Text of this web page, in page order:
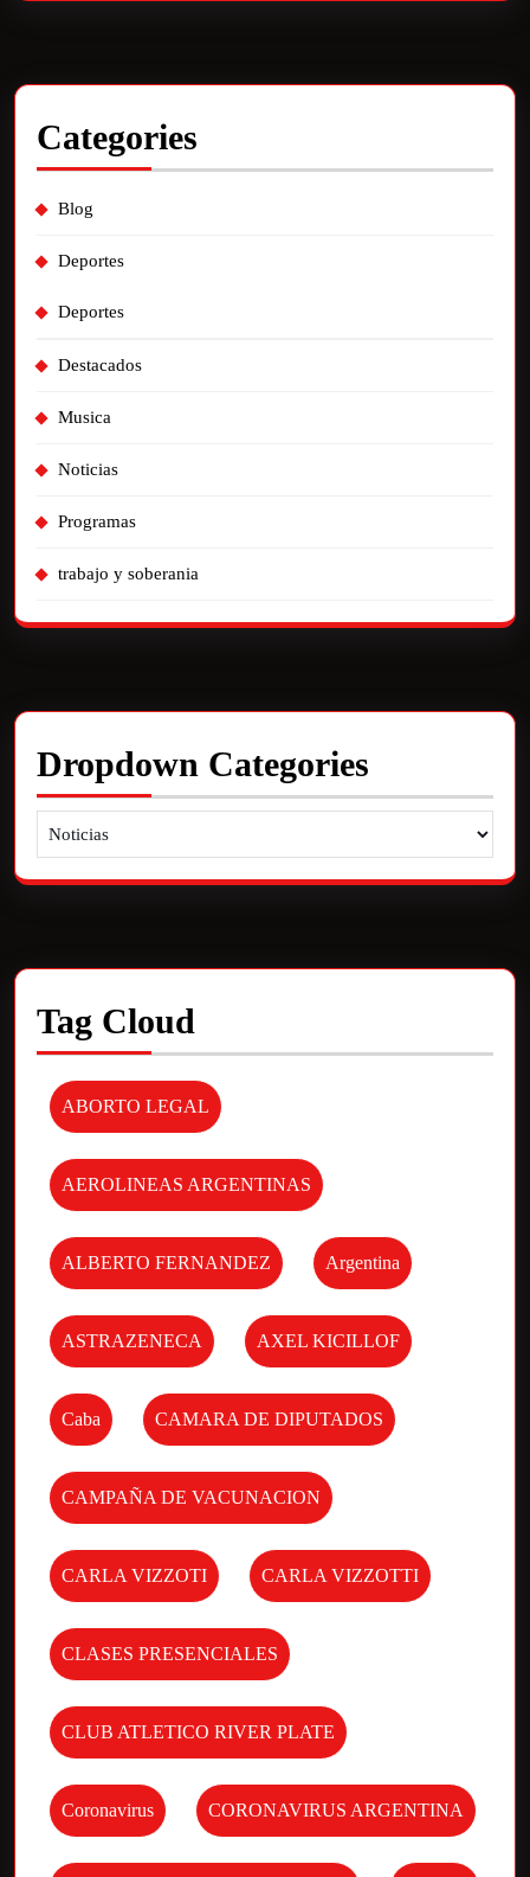
Categories
Blog
Deportes
Deportes
Destacados
Musica
Noticias
Programas
trabajo y soberania
Dropdown Categories
Tag Cloud
ABORTO LEGAL
AEROLINEAS ARGENTINAS
ALBERTO FERNANDEZ Argentina
ASTRAZENECA AXEL KICILLOF
Caba CAMARA DE DIPUTADOS
CAMPAÑA DE VACUNACION
CARLA VIZZOTI CARLA VIZZOTTI
CLASES PRESENCIALES
CLUB ATLETICO RIVER PLATE
Coronavirus CORONAVIRUS ARGENTINA